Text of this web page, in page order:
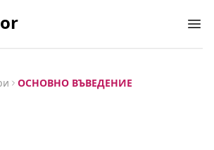
ОСНОВНО ВЪВЕДЕНИЕ